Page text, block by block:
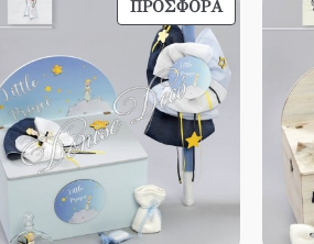
ΠΡΟΣΦΟΡΆΠΡΟΪΌΝ
ΠΡΟΣΦΟΡΆ